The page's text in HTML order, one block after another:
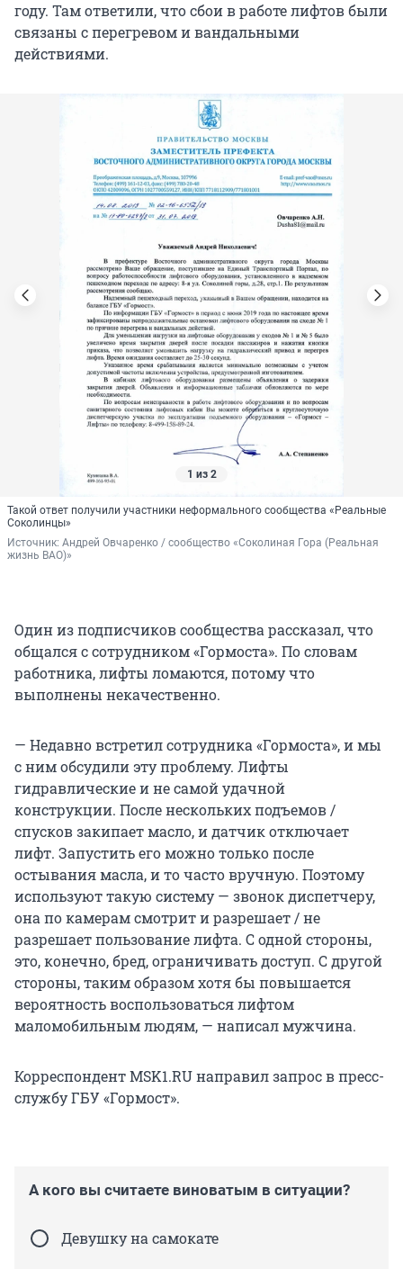
году. Там ответили, что сбои в работе лифтов были
связаны с перегревом и вандальными
действиями.
1 из 2
Такой ответ получили участники неформального сообщества «Реальные
Соколинцы»
Источник: Андрей Овчаренко / сообщество «Соколиная Гора (Реальная
жизнь ВАО)»
Один из подписчиков сообщества рассказал, что
общался с сотрудником «Гормоста». По словам
работника, лифты ломаются, потому что
выполнены некачественно.
— Недавно встретил сотрудника «Гормоста», и мы
с ним обсудили эту проблему. Лифты
гидравлические и не самой удачной
конструкции. После нескольких подъемов /
спусков закипает масло, и датчик отключает
лифт. Запустить его можно только после
остывания масла, и то часто вручную. Поэтому
используют такую систему — звонок диспетчеру,
она по камерам смотрит и разрешает / не
разрешает пользование лифта. С одной стороны,
это, конечно, бред, ограничивать доступ. С другой
стороны, таким образом хотя бы повышается
вероятность воспользоваться лифтом
маломобильным людям, — написал мужчина.
Корреспондент MSK1.RU направил запрос в пресс-
службу ГБУ «Гормост».
А кого вы считаете виноватым в ситуации?
Девушку на самокате